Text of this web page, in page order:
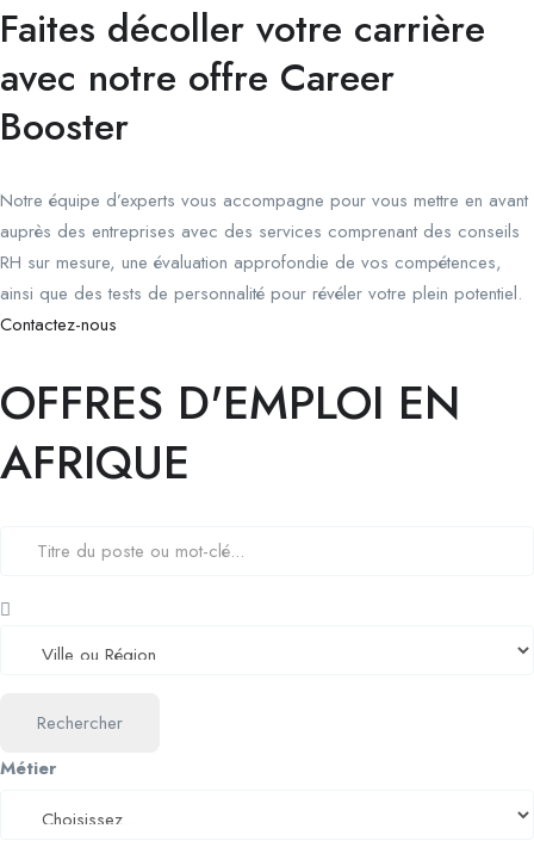
Faites décoller votre carrière
avec notre offre Career
Booster
Notre équipe d’experts vous accompagne pour vous mettre en avant
auprès des entreprises avec des services comprenant des conseils
RH sur mesure, une évaluation approfondie de vos compétences,
ainsi que des tests de personnalité pour révéler votre plein potentiel.
Contactez-nous
OFFRES D'EMPLOI EN
AFRIQUE
Rechercher
Métier